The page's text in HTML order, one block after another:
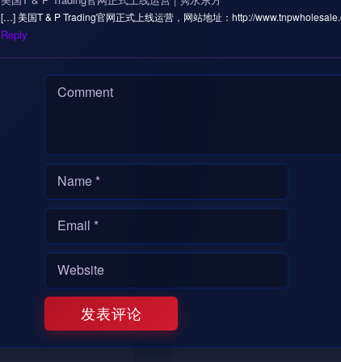
[…] 美国T & P Trading官网正式上线运营，网站地址：http://
Reply